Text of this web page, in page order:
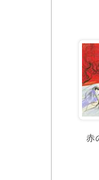
赤